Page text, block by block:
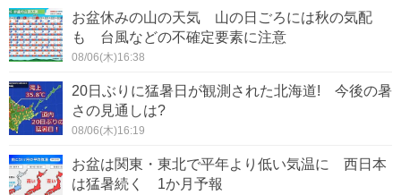
お盆休みの山の天気 山の日ごろには秋の気配
も 台風などの不確定要素に注意
08/06(木)16:38
20日ぶりに猛暑日が観測された北海道! 今後の暑
さの見通しは?
08/06(木)16:19
お盆は関東・東北で平年より低い気温に 西日本
は猛暑続く 1か月予報